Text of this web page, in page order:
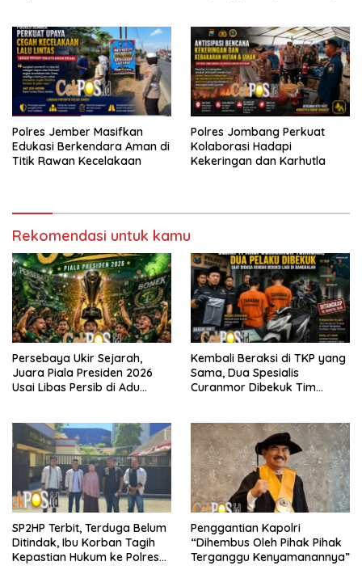
Polres Jember Masifkan
Edukasi Berkendara Aman di
Titik Rawan Kecelakaan
Polres Jombang Perkuat
Kolaborasi Hadapi
Kekeringan dan Karhutla
Rekomendasi untuk kamu
Persebaya Ukir Sejarah,
Juara Piala Presiden 2026
Usai Libas Persib di Adu
Kembali Beraksi di TKP yang
Sama, Dua Spesialis
Curanmor Dibekuk Tim
SP2HP Terbit, Terduga Belum
Ditindak, Ibu Korban Tagih
Kepastian Hukum ke Polres
Penggantian Kapolri
“Dihembus Oleh Pihak Pihak
Terganggu Kenyamanannya”